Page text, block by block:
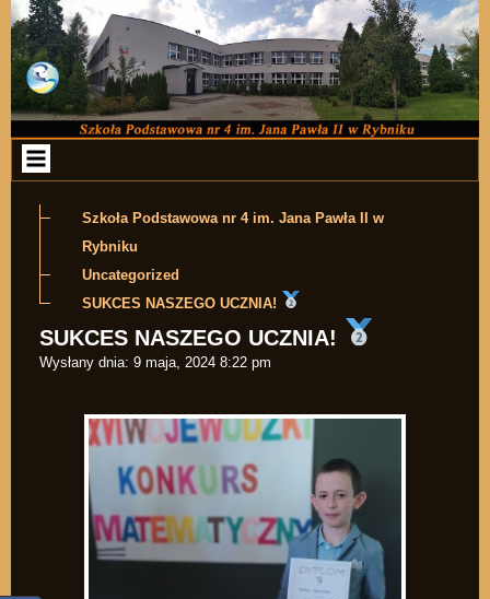
Przejdź do zawartości
Szkoła Podstawowa nr 4 im. Jana Pawła II w
Rybniku
Uncategorized
SUKCES NASZEGO UCZNIA!
SUKCES NASZEGO UCZNIA!
Wysłany dnia: 9 maja, 2024 8:22 pm